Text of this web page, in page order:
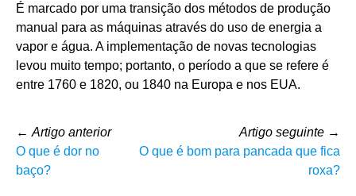
É marcado por uma transição dos métodos de produção
manual para as máquinas através do uso de energia a
vapor e água. A implementação de novas tecnologias
levou muito tempo; portanto, o período a que se refere é
entre 1760 e 1820, ou 1840 na Europa e nos EUA.
← Artigo anterior
O que é dor no
baço?
Artigo seguinte →
O que é bom para pancada que fica
roxa?